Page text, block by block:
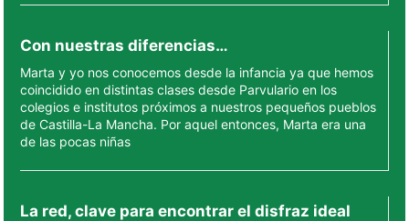
Con nuestras diferencias…
Marta y yo nos conocemos desde la infancia ya que hemos
coincidido en distintas clases desde Parvulario en los
colegios e institutos próximos a nuestros pequeños pueblos
de Castilla-La Mancha. Por aquel entonces, Marta era una
de las pocas niñas
La red, clave para encontrar el disfraz ideal